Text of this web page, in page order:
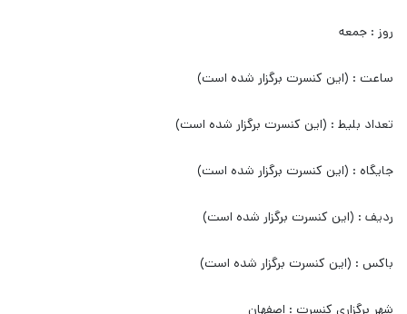
روز : جمعه
ساعت : (این کنسرت برگزار شده است)
تعداد بلیط : (این کنسرت برگزار شده است)
جایگاه : (این کنسرت برگزار شده است)
ردیف : (این کنسرت برگزار شده است)
باکس : (این کنسرت برگزار شده است)
شهر برگزاری کنسرت : اصفهان